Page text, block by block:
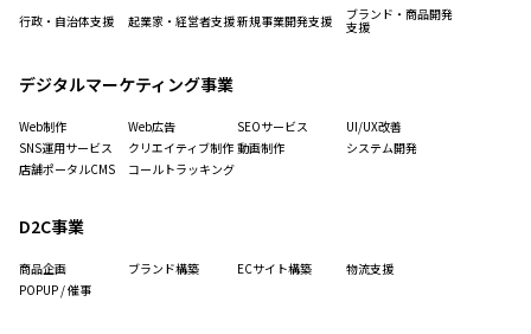
行政・自治体支援 起業家・経営者支援新規事業開発支援 ブランド・商品開発
支援
デジタルマーケティング事業
Web制作 Web広告 SEOサービス
UI/UX改善
SNS運用サービス
クリエイティブ制作 動画制作
システム開発
店舗ポータルCMS
コールトラッキング
D2C事業
商品企画 ブランド構築 ECサイト構築
物流支援
POPUP / 催事